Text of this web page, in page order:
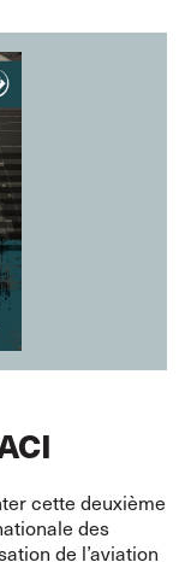
cette deuxième
des
de l’aviation